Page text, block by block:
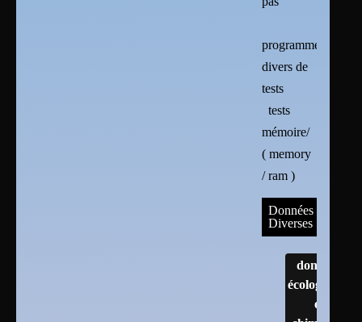
programmes
divers de
tests
tests
mémoire/
( memory
/ ram )
Données
Diverses
données
écologiques
et